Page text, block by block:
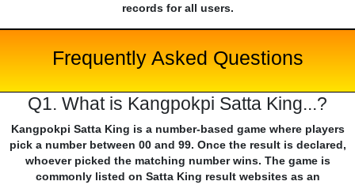
records for all users.
Frequently Asked Questions
Q1. What is Kangpokpi Satta King...?
Kangpokpi Satta King is a number-based game where players
pick a number between 00 and 99. Once the result is declared,
whoever picked the matching number wins. The game is
commonly listed on Satta King result websites as an